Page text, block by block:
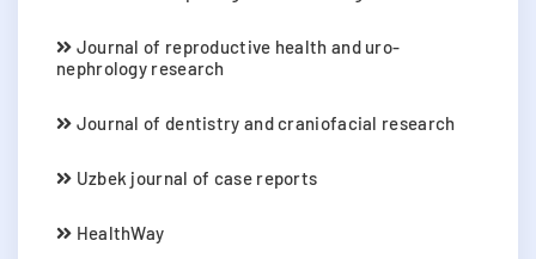
Journal of reproductive health and uro-
nephrology research
Journal of dentistry and craniofacial research
Uzbek journal of case reports
HealthWay